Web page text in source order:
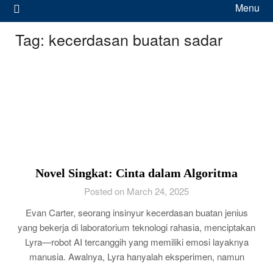
Menu
Tag: kecerdasan buatan sadar
Novel Singkat: Cinta dalam Algoritma
Posted on March 24, 2025
Evan Carter, seorang insinyur kecerdasan buatan jenius
yang bekerja di laboratorium teknologi rahasia, menciptakan
Lyra—robot AI tercanggih yang memiliki emosi layaknya
manusia. Awalnya, Lyra hanyalah eksperimen, namun